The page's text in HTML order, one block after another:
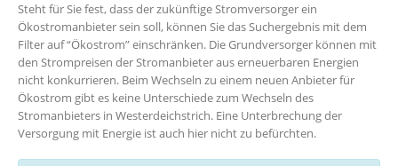
Steht für Sie fest, dass der zukünftige Stromversorger ein
Ökostromanbieter sein soll, können Sie das Suchergebnis mit dem
Filter auf “Ökostrom” einschränken. Die Grundversorger können mit
den Strompreisen der Stromanbieter aus erneuerbaren Energien
nicht konkurrieren. Beim Wechseln zu einem neuen Anbieter für
Ökostrom gibt es keine Unterschiede zum Wechseln des
Stromanbieters in Westerdeichstrich. Eine Unterbrechung der
Versorgung mit Energie ist auch hier nicht zu befürchten.